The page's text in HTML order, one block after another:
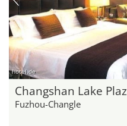
hotel.de
Changshan Lake
Fuzhou-Changle